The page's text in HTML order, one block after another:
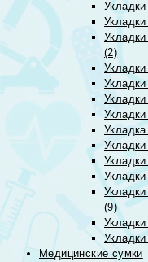
(2)
(9)
Медицинские сумки